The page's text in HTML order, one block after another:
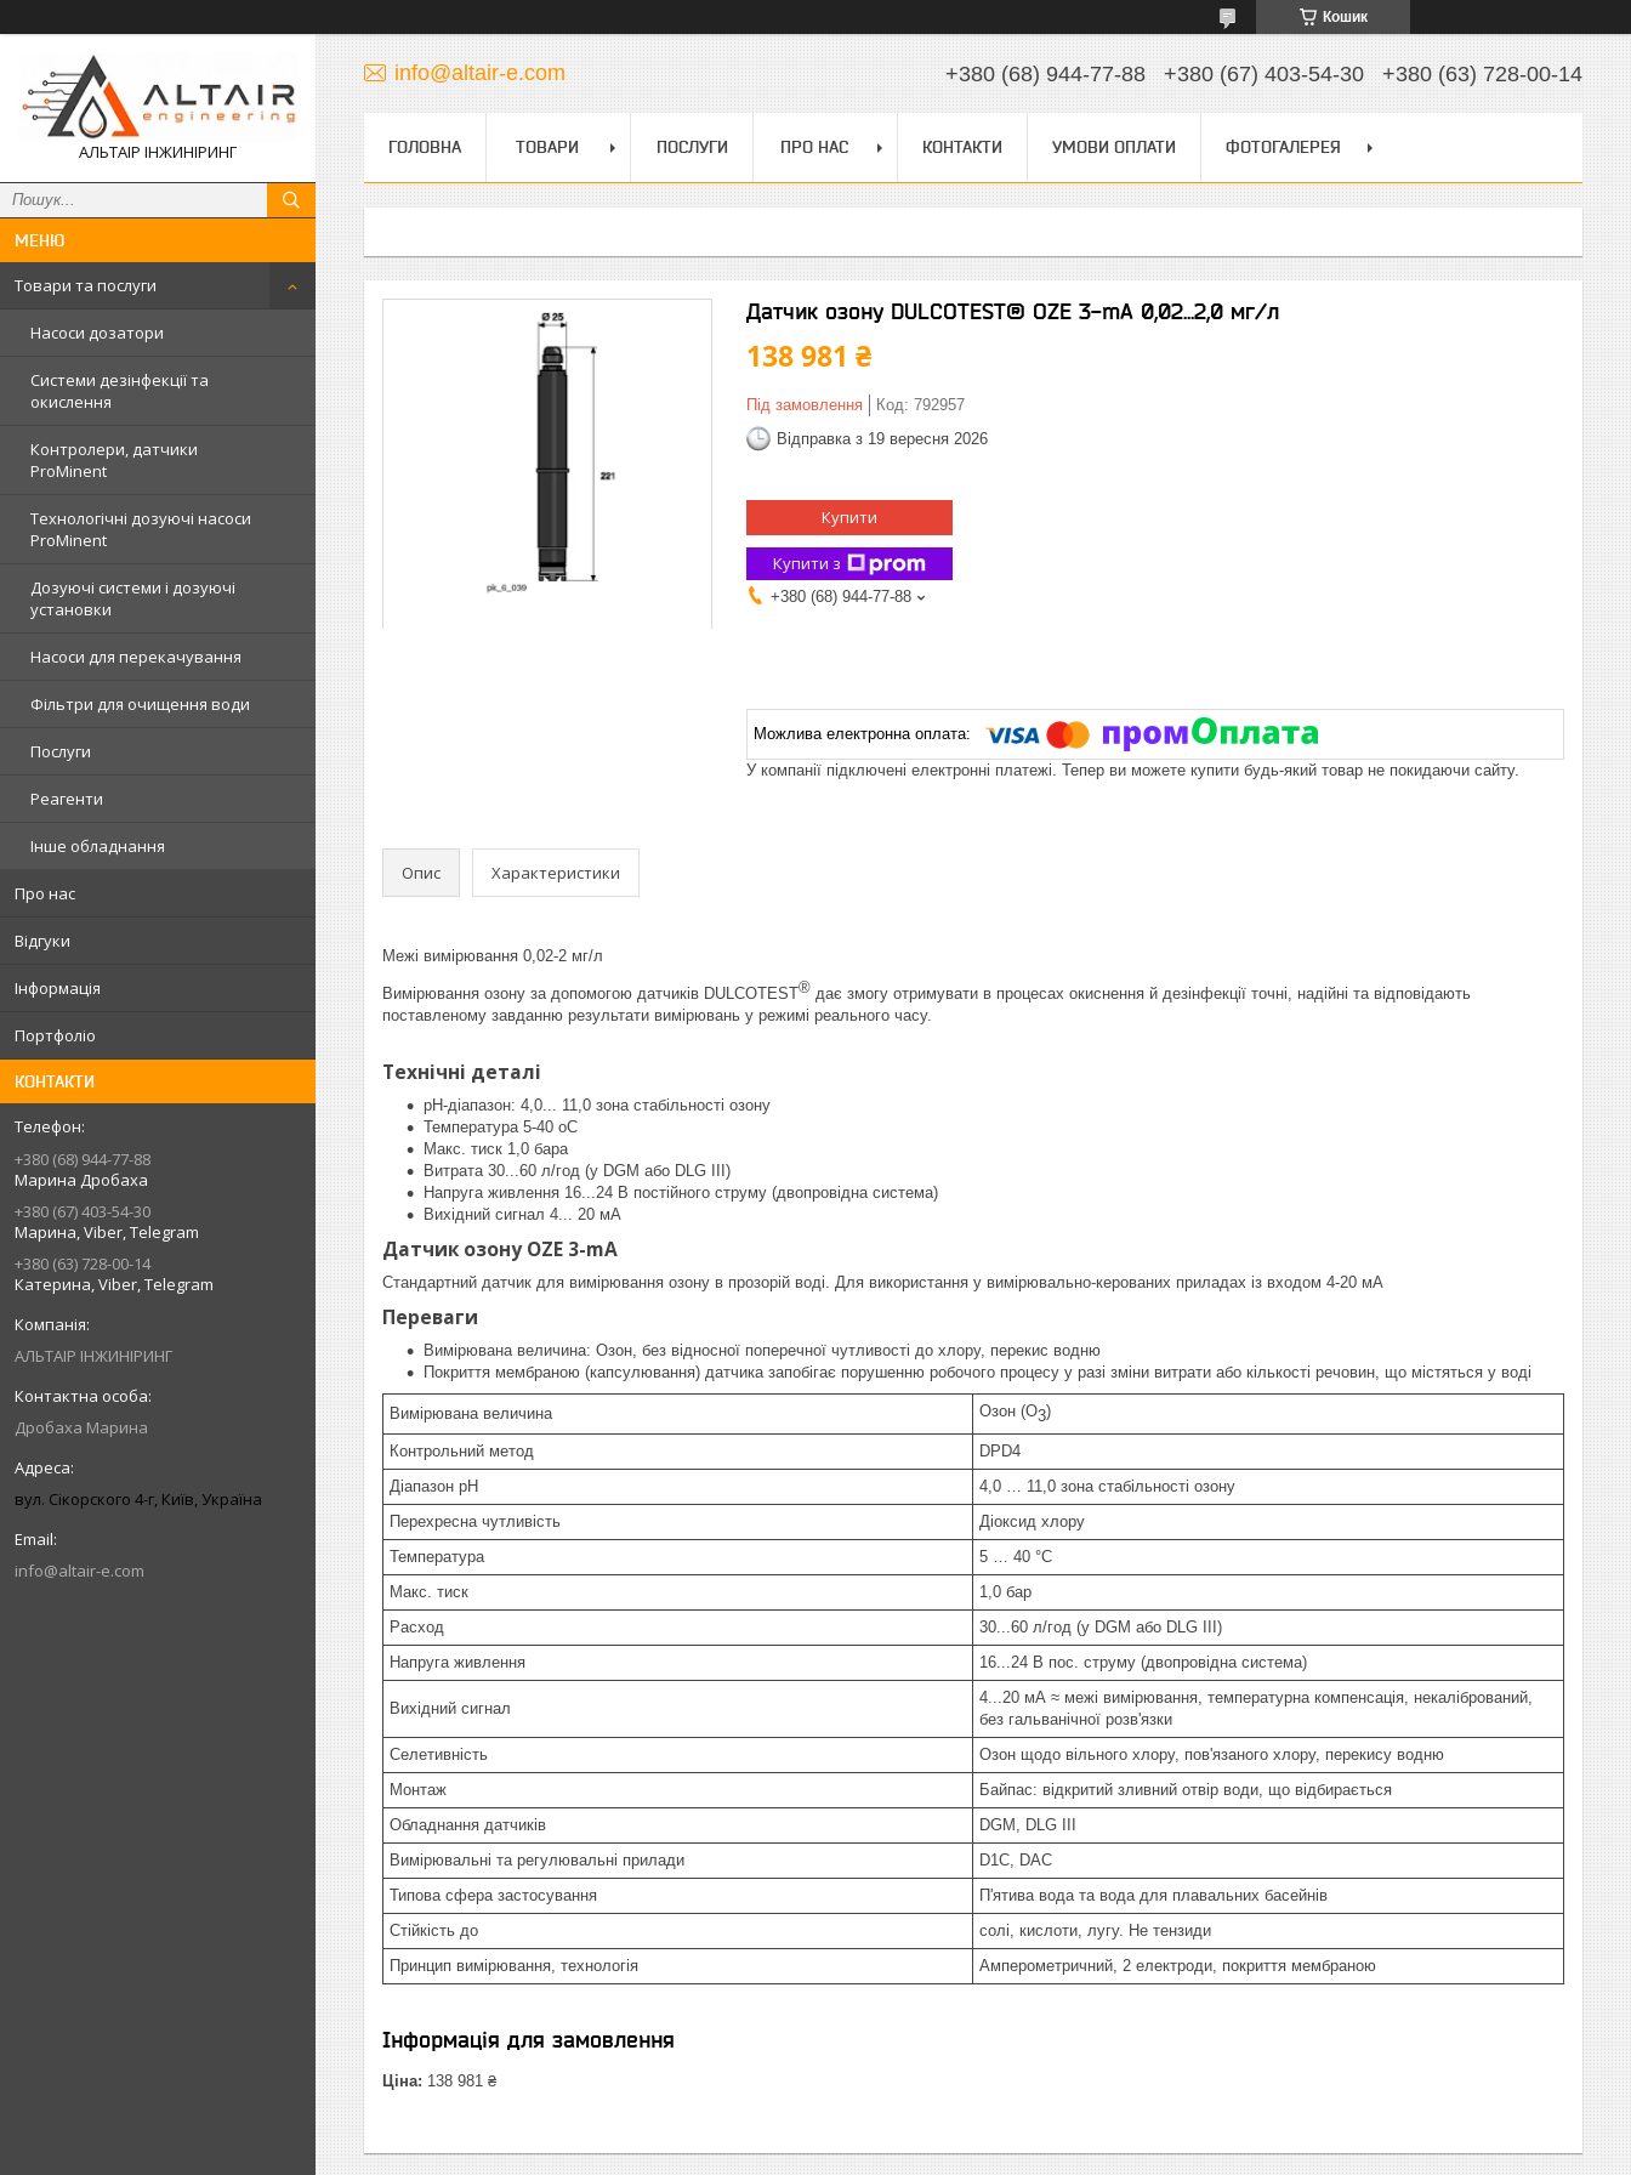
Кошик
АЛЬТАІР ІНЖИНІРИНГ
Товари та послуги
Насоси дозатори
Системи дезінфекції та
окислення
Контролери, датчики
ProMinent
Технологічні дозуючі насоси
ProMinent
Дозуючі системи і дозуючі
установки
Насоси для перекачування
Фільтри для очищення води
Послуги
Реагенти
Інше обладнання
Про нас
Відгуки
Інформація
Портфоліо
КОНТАКТИ
+380 (68) 944-77-88
Марина Дробаха
+380 (67) 403-54-30
Марина, Viber, Telegram
+380 (63) 728-00-14
Катерина, Viber, Telegram
АЛЬТАІР ІНЖИНІРИНГ
Дробаха Марина
вул. Сікорского 4-г, Київ, Україна
info@altair-e.com
info@altair-e.com +380 (68) 944-77-88 +380 (67) 403-54-30 +380 (63) 728-00-14
ГОЛОВНА ТОВАРИ ПОСЛУГИ ПРО НАС КОНТАКТИ УМОВИ ОПЛАТИ ФОТОГАЛЕРЕЯ
Датчик озону DULCOTEST® OZE 3-mA 0,02...2,0 мг/л
138 981 ₴
Під замовлення Код: 792957
Відправка з 19 вересня 2026
Купити
Купити з
+380 (68) 944-77-88
У компанії підключені електронні платежі. Тепер ви можете купити будь-який товар не покидаючи сайту.
Опис Характеристики
Межі вимірювання 0,02-2 мг/л
Вимірювання озону за допомогою датчиків DULCOTEST® дає змогу отримувати в процесах окиснення й дезінфекції точні, надійні та відповідають
поставленому завданню результати вимірювань у режимі реального часу.
Технічні деталі
pH-діапазон: 4,0... 11,0 зона стабільності озону
Температура 5-40 oC
Макс. тиск 1,0 бара
Витрата 30...60 л/год (у DGM або DLG III)
Напруга живлення 16...24 В постійного струму (двопровідна система)
Вихідний сигнал 4... 20 мА
Датчик озону OZE 3-mA
Стандартний датчик для вимірювання озону в прозорій воді. Для використання у вимірювально-керованих приладах із входом 4-20 мА
Переваги
Вимірювана величина: Озон, без відносної поперечної чутливості до хлору, перекис водню
Покриття мембраною (капсулювання) датчика запобігає порушенню робочого процесу у разі зміни витрати або кількості речовин, що містяться у воді
Вимірювана величина Озон (O3)
Контрольний метод
DPD4
Діапазон pH
4,0 … 11,0 зона стабільності озону
Перехресна чутливість
Діоксид хлору
Температура
5 … 40 °C
Макс. тиск
1,0 бар
Расход
30...60 л/год (у DGM або DLG III)
Напруга живлення
16...24 В пос. струму (двопровідна система)
Вихідний сигнал
4...20 мА ≈ межі вимірювання, температурна компенсація, некалібрований,
без гальванічної розв'язки
Селетивність
Озон щодо вільного хлору, пов'язаного хлору, перекису водню
Монтаж
Байпас: відкритий зливний отвір води, що відбирається
Обладнання датчиків
DGM, DLG III
Вимірювальні та регулювальні прилади
D1C, DAC
Типова сфера застосування
П'ятива вода та вода для плавальних басейнів
Стійкість до
солі, кислоти, лугу. Не тензиди
Принцип вимірювання, технологія
Амперометричний, 2 електроди, покриття мембраною
Інформація для замовлення
Ціна: 138 981 ₴